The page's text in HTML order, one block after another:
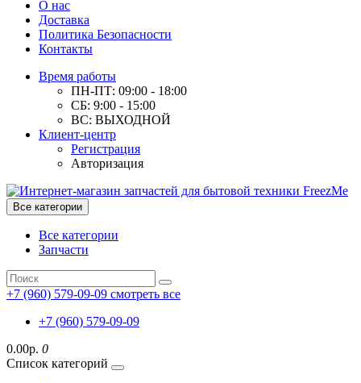
О нас
Доставка
Политика Безопасности
Контакты
Время работы
ПН-ПТ: 09:00 - 18:00
СБ: 9:00 - 15:00
ВС: ВЫХОДНОЙ
Клиент-центр
Регистрация
Авторизация
Все категории
Все категории
Запчасти
+7 (960) 579-09-09 смотреть все
+7 (960) 579-09-09
0.00р. 0
Список категорий